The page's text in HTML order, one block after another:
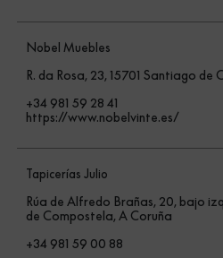
Nobel Muebles
R. da Rosa, 23, 15701 Santiago
+34 981 59 28 41
https://www.nobelvinte.es/
Tapicerías Julio
Rúa de Alfredo Brañas, 20, bajo
de Compostela, A Coruña
+34 981 59 00 88